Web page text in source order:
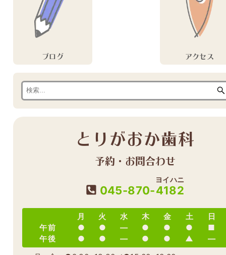
ブログ アクセス
とりがおか歯科
予約・お問合わせ
045-870-4182
ヨイハニ
月 火 水 木 金 土
日
午前
● ● ― ● ● ●
■
午後
● ● ― ● ● ▲
―